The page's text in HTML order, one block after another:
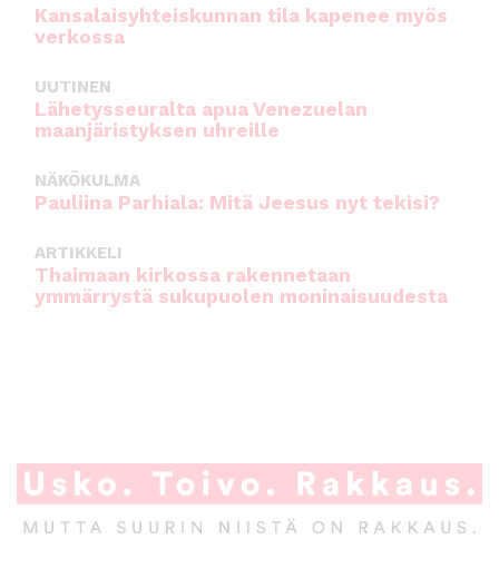
Kansalaisyhteiskunnan tila kapenee myös
verkossa
UUTINEN
Lähetysseuralta apua Venezuelan
maanjäristyksen uhreille
NÄKÖKULMA
Pauliina Parhiala: Mitä Jeesus nyt tekisi?
ARTIKKELI
Thaimaan kirkossa rakennetaan
ymmärrystä sukupuolen moninaisuudesta